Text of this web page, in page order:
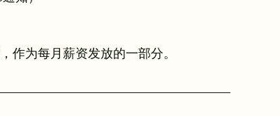
作为每月薪资发放的一部分。